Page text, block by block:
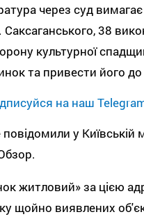
через суд вимагає
Саксаганського, 38
культурної
та привести його
на наш
у Київській
житловий» за цією
щойно виявлених